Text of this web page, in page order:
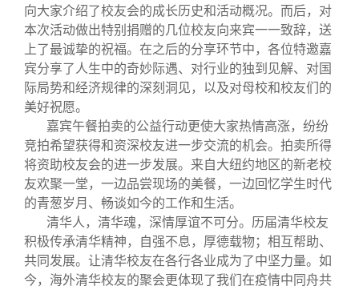
校友视界
理事会名单
制度法规
联系我们
向大家介绍了校友会的成长历史和活动概况。而后，对
本次活动做出特别捐赠的几位校友向来宾一一致辞，送
上了最诚挚的祝福。在之后的分享环节中，各位特邀嘉
宾分享了人生中的奇妙际遇、对行业的独到见解、对国
际局势和经济规律的深刻洞见，以及对母校和校友们的
美好祝愿。
嘉宾午餐拍卖的公益行动更使大家热情高涨，纷纷
竞拍希望获得和资深校友进一步交流的机会。拍卖所得
将资助校友会的进一步发展。来自大纽约地区的新老校
友欢聚一堂，一边品尝现场的美餐，一边回忆学生时代
的青葱岁月、畅谈如今的工作和生活。
清华人，清华魂，深情厚谊不可分。历届清华校友
积极传承清华精神，自强不息，厚德载物；相互帮助、
共同发展。让清华校友在各行各业成为了中坚力量。如
今，海外清华校友的聚会更体现了我们在疫情中同舟共